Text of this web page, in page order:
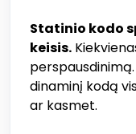
Statinio kodo
keisis.
dinaminį kodą
ar kasmet.